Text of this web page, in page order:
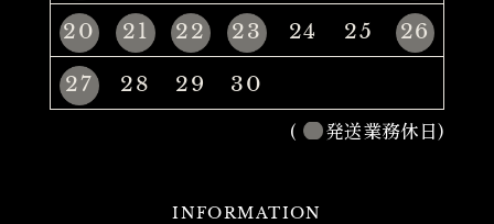
20
21 22 23 24 25
26
27
28 29
30
(
発送業務休日)
INFORMATION